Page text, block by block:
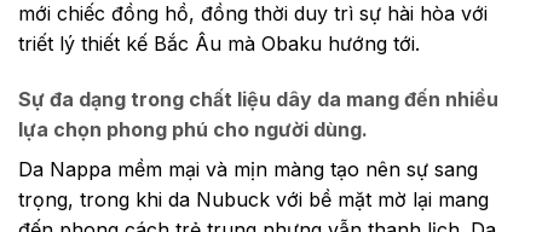
mới chiếc đồng hồ, đồng thời duy trì sự hài hòa với
triết lý thiết kế Bắc Âu mà Obaku hướng tới.
Sự đa dạng trong chất liệu dây da mang đến nhiều
lựa chọn phong phú cho người dùng.
Da Nappa mềm mại và mịn màng tạo nên sự sang
trọng, trong khi da Nubuck với bề mặt mờ lại mang